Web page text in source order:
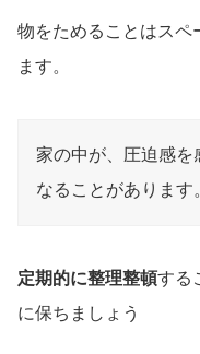
物をためることはスペ
ます。
家の中が、圧迫感を
なることがあります
定期的に整理整頓する
に保ちましょう